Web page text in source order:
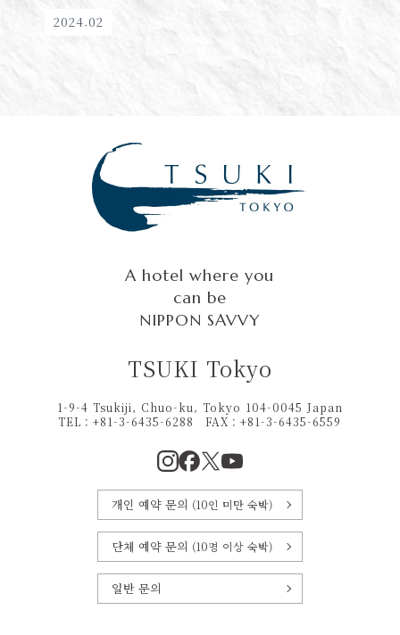
2024.02
A hotel where you
can be
NIPPON SAVVY
TSUKI Tokyo
1-9-4 Tsukiji, Chuo-ku, Tokyo 104-0045 Japan
TEL：+81-3-6435-6288
FAX：+81-3-6435-6559
개인 예약 문의 (10인 미만 숙박)
단체 예약 문의 (10명 이상 숙박)
일반 문의